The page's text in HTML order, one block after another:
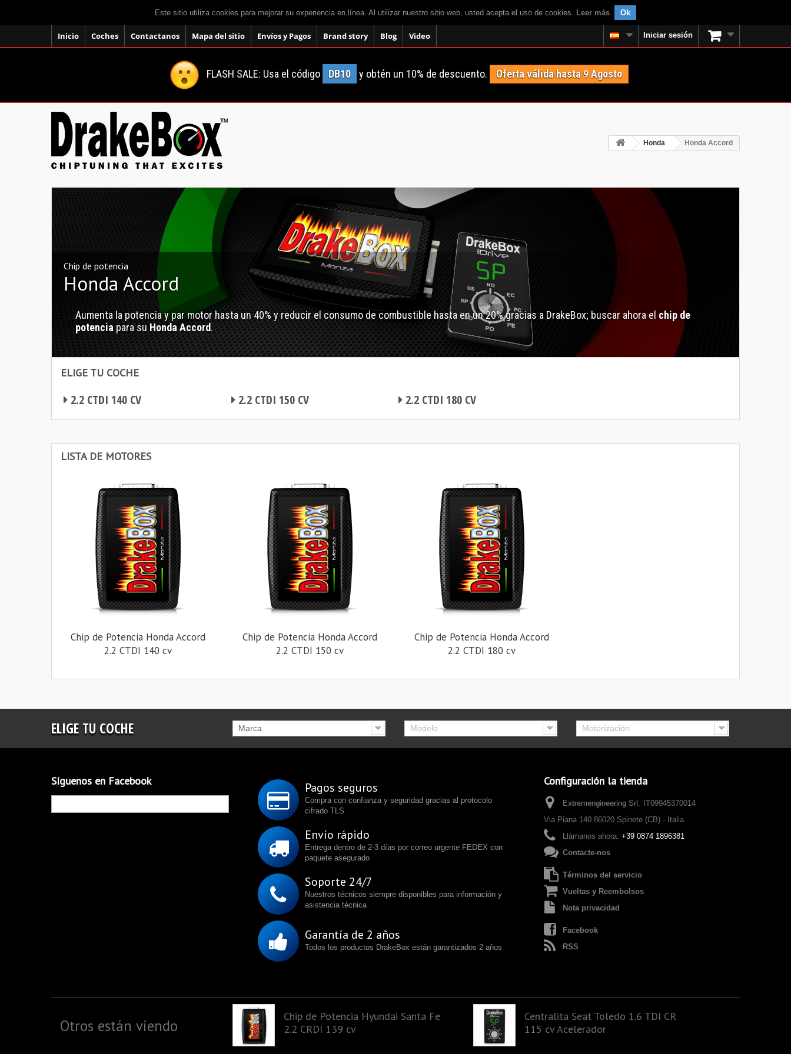
Este sitio utiliza cookies para mejorar su experiencia en línea. Al utilizar nuestro sitio web, usted acepta el uso de cookies. Leer más. Ok
Inicio Coches Contactanos Mapa del sitio Envíos y Pagos Brand story Blog Video Iniciar sesión
FLASH SALE: Usa el código DB10 y obtén un 10% de descuento. Oferta válida hasta 9 Agosto
Honda Honda Accord
Chip de potencia
Honda Accord
Aumenta la potencia y par motor hasta un 40% y reducir el consumo de combustible hasta en un 20% gracias a DrakeBox; buscar ahora el chip de
potencia para su Honda Accord.
ELIGE TU COCHE
2.2 CTDI 140 CV 2.2 CTDI 150 CV 2.2 CTDI 180 CV
LISTA DE MOTORES
Chip de Potencia Honda Accord
2.2 CTDI 140 cv
Chip de Potencia Honda Accord
2.2 CTDI 150 cv
Chip de Potencia Honda Accord
2.2 CTDI 180 cv
ELIGE TU COCHE Marca Modelo Motorización
Síguenos en Facebook Pagos seguros
Compra con confianza y seguridad gracias al protocolo
cifrado TLS
Envío rápido
Entrega dentro de 2-3 días por correo urgente FEDEX con
paquete asegurado
Soporte 24/7
Nuestros técnicos siempre disponibles para información y
asistencia técnica
Garantía de 2 años
Todos los productos DrakeBox están garantizados 2 años
Configuración la tienda
IT09945370014
Via Piana 140 86020 Spinete (CB) - Italia
Llámanos ahora: +39 0874 1896381
Contacte-nos
Términos del servicio
Vueltas y Reembolsos
Nota privacidad
Facebook
RSS
Otros están viendo
Chip de Potencia Hyundai Santa Fe
2.2 CRDI 139 cv
Centralita Seat Toledo 1.6 TDI CR
115 cv Acelerador